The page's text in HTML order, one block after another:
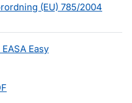
(EU) 785/2004
Easy